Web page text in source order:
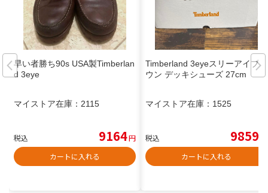
早い者勝ち90s USA製Timberlan
d 3eye
マイストア在庫： 2115
税込 9164円
カートに入れる
Timberland 3eyeスリーアイブラ
ウン デッキシューズ 27cm
マイストア在庫： 1525
税込 9859
カートに入れる